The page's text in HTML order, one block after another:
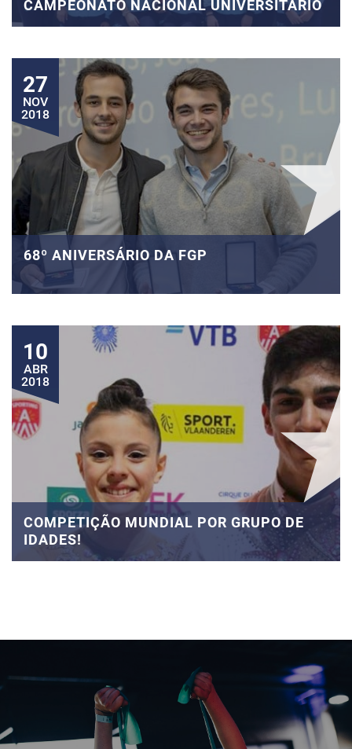
CAMPEONATO NACIONAL UNIVERSITÁRIO
27
NOV
2018
68º ANIVERSÁRIO DA FGP
10
ABR
2018
COMPETIÇÃO MUNDIAL POR GRUPO DE
IDADES!